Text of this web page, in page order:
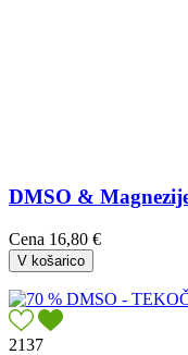
DMSO &
Cena 16,80 €
V košarico
2137